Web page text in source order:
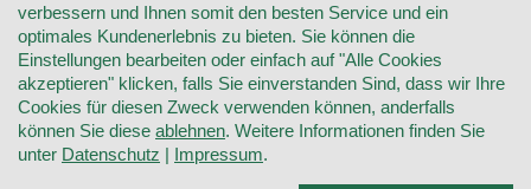
VERTRAG WIDERRUFEN
KONTAKT
DATENSCHUTZ
COOKIE-EINSTELLUNGEN
verbessern und Ihnen somit den besten Service und ein
optimales Kundenerlebnis zu bieten. Sie können die
Einstellungen bearbeiten oder einfach auf "Alle Cookies
akzeptieren" klicken, falls Sie einverstanden Sind, dass wir Ihre
Cookies für diesen Zweck verwenden können, anderfalls
können Sie diese ablehnen. Weitere Informationen finden Sie
unter Datenschutz | Impressum.